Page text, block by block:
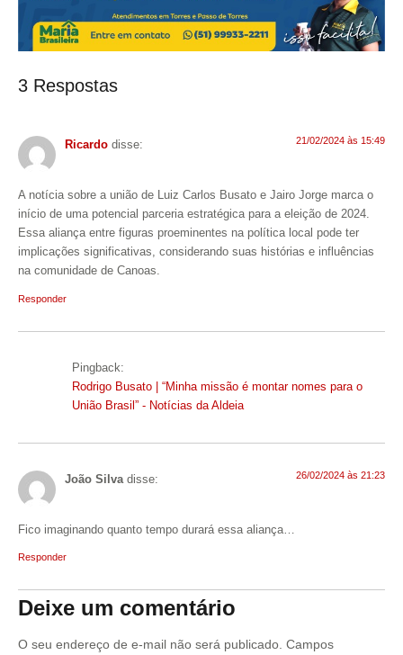
3 Respostas
Ricardo disse: 21/02/2024 às 15:49
A notícia sobre a união de Luiz Carlos Busato e Jairo Jorge marca o
início de uma potencial parceria estratégica para a eleição de 2024.
Essa aliança entre figuras proeminentes na política local pode ter
implicações significativas, considerando suas histórias e influências
na comunidade de Canoas.
Responder
Pingback:
Rodrigo Busato | “Minha missão é montar nomes para o
União Brasil” - Notícias da Aldeia
João Silva disse: 26/02/2024 às 21:23
Fico imaginando quanto tempo durará essa aliança…
Responder
Deixe um comentário
O seu endereço de e-mail não será publicado. Campos